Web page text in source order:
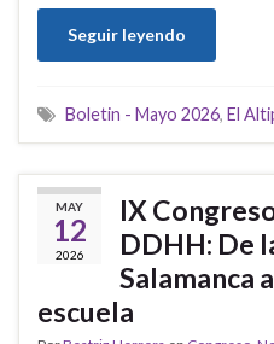
Seguir leyendo
Boletin - Mayo 2026, El
MAY
12
2026
IX
DDHH: De
Salamanca
escuela